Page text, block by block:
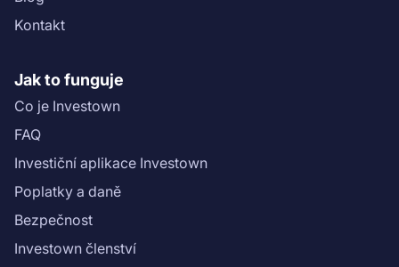
informací pro investory ([KIIS]
(https://drive.google.com/file/d/
ohledně rizikového skóre projektu najdete v ([Scoring
sheet](https://drive.google.com/file/d/1D7chyIC2-
0aeDj-2hTqZvNDvghIac4Hi/view?
usp=sharing)).\n","name":"Rezidence Pudlák II – 7.
tranše: 3. etapa"}}
Kontakt
Jak to funguje
Co je Investown
FAQ
Investiční aplikace Investown
Poplatky a daně
Bezpečnost
Investown členství